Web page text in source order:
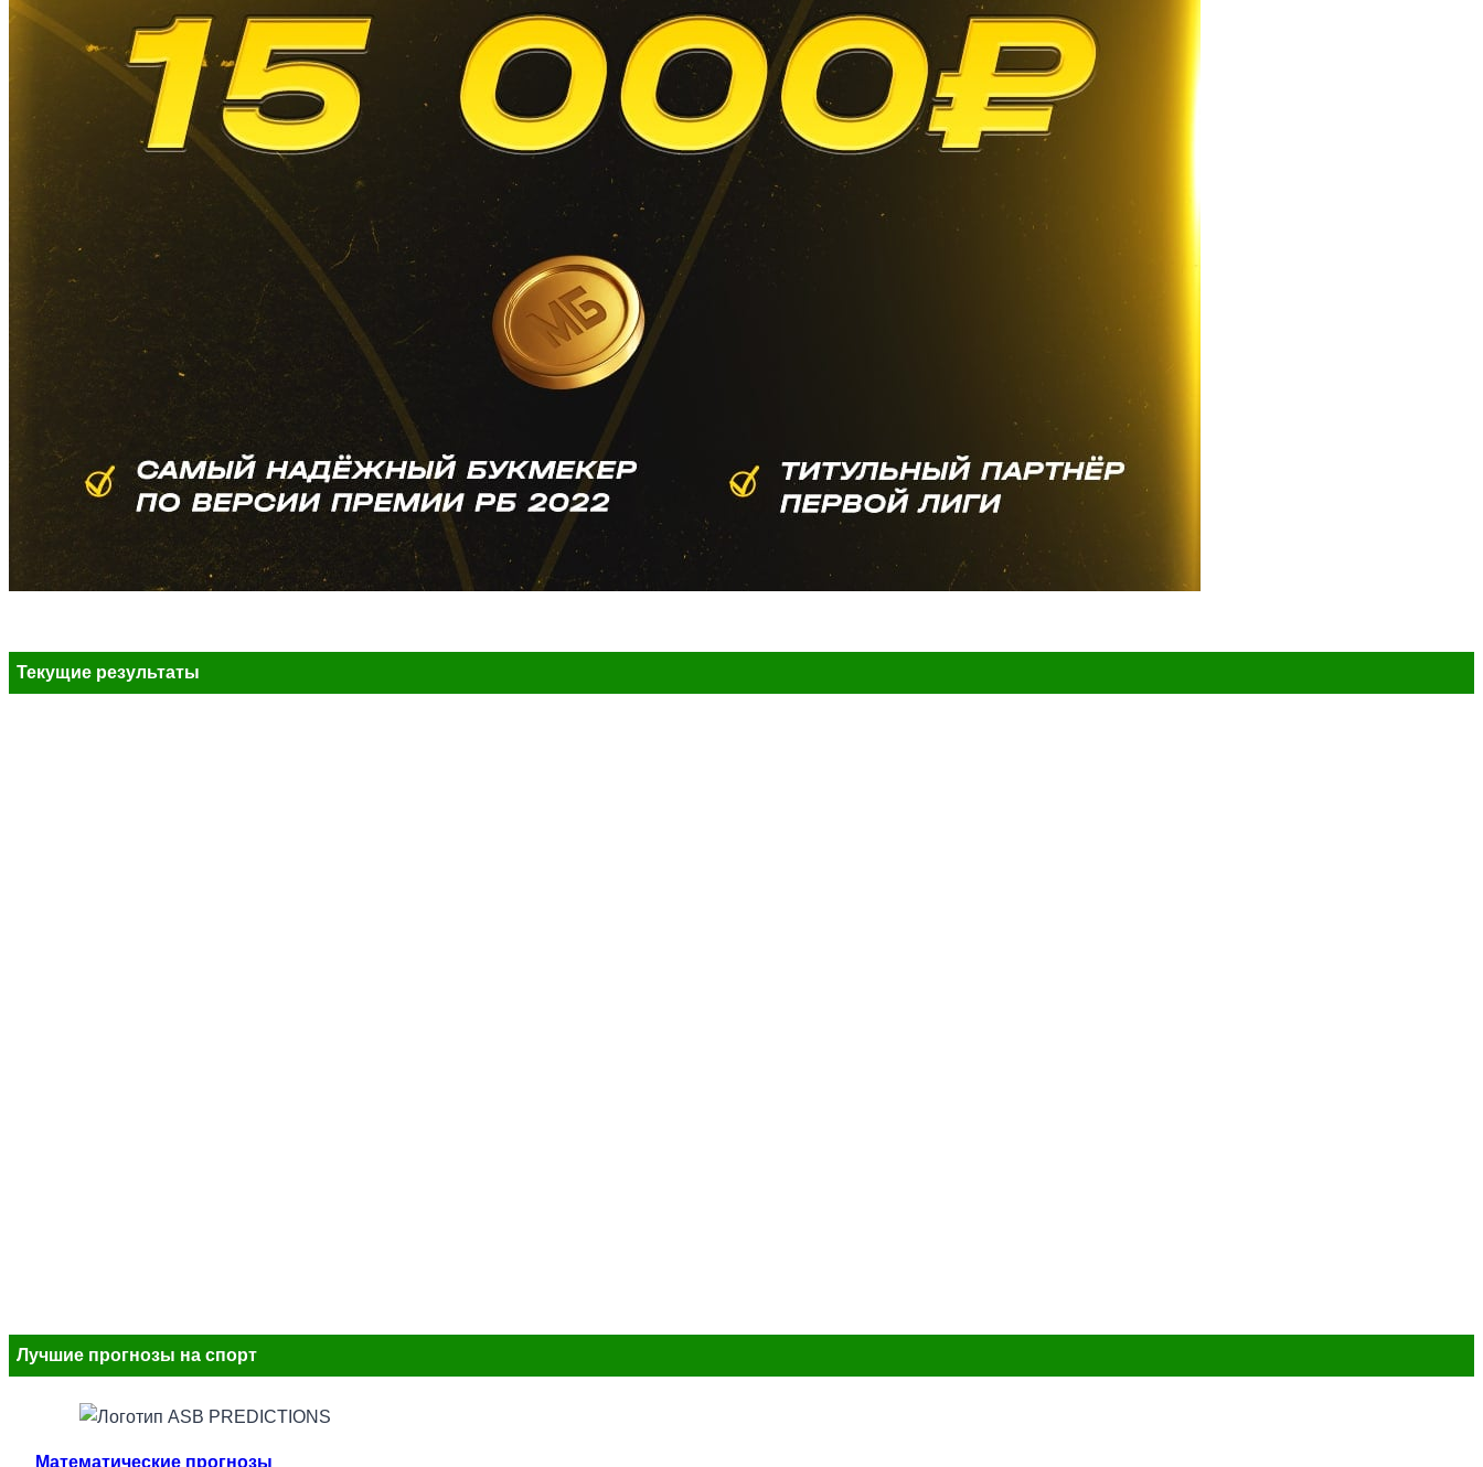
Текущие результаты
Лучшие прогнозы на спорт
Математические прогнозы